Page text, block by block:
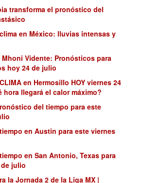
transforma el pronóstico del
en México: lluvias intensas y
Vidente: Pronósticos para
hoy 24 de julio
en Hermosillo HOY viernes 24
llegará el calor máximo?
del tiempo para este
en Austin para este viernes
en San Antonio, Texas para
julio
la Jornada 2 de la Liga MX |